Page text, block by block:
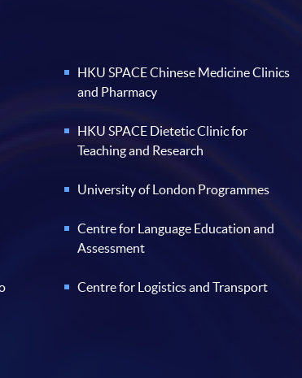
HKU SPACE Chinese Medicine Clinics
and Pharmacy
HKU SPACE Dietetic Clinic for
Teaching and Research
University of London Programmes
Centre for Language Education and
Assessment
Centre for Logistics and Transport